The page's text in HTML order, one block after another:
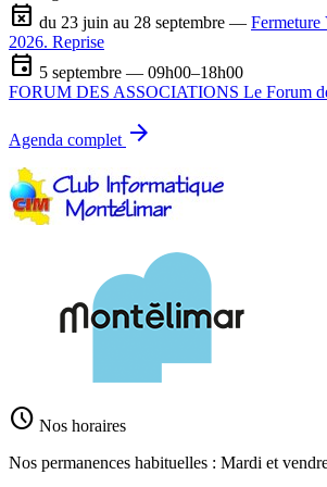
event_busy du 23 juin au 28 septembre — Fermeture
2026. Reprise
event 5 septembre — 09h00–18h00
FORUM DES ASSOCIATIONS Le Forum
Agenda complet arrow_forward
schedule Nos horaires
Nos permanences habituelles : Mardi et